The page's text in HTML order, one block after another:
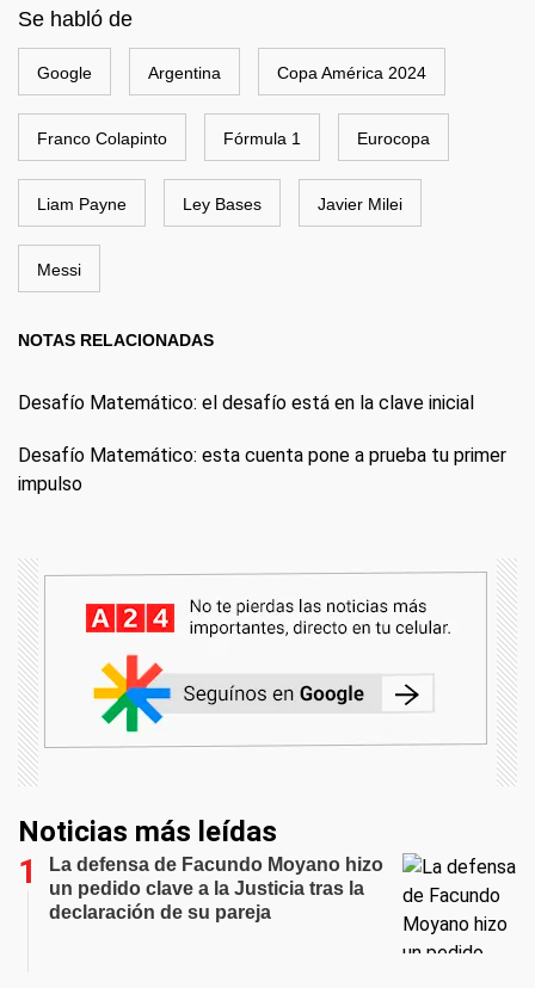
Se habló de
Google Argentina Copa América 2024
Franco Colapinto Fórmula 1 Eurocopa
Liam Payne Ley Bases Javier Milei
Messi
NOTAS RELACIONADAS
Desafío Matemático: el desafío está en la clave inicial
Desafío Matemático: esta cuenta pone a prueba tu primer
impulso
Noticias más leídas
La defensa de Facundo Moyano hizo
un pedido clave a la Justicia tras la
declaración de su pareja